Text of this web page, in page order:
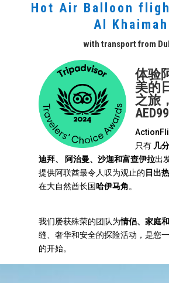
Hot Air Balloon
Al Khaimah
with transport from
体验
美的
之旅，
只有几
迪拜、
阿治曼、沙迦和富查伊拉出
提供阿联酋最令人叹为观止的 日出
在大自然酋长国哈伊马角。
我们屡获殊荣的团队为情侣、家庭
缝、奢华和安全的探险活动，是您
的开始。